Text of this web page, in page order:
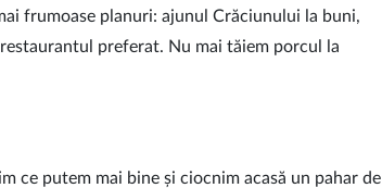
frumoase planuri: ajunul Crăciunului la buni,
preferat. Nu mai tăiem porcul la
ce putem mai bine și ciocnim acasă un pahar de